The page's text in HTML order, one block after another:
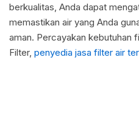
berkualitas, Anda dapat
memastikan air yang Anda
aman. Percayakan kebutuhan
Filter, penyedia jasa filter air